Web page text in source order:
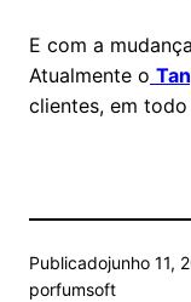
E com a
Atualmente o
clientes, em
Publicadojunho 11,
porfumsoft